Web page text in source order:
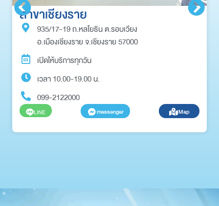
สาขาเชียงราย
935/17-19 ถ.หลโยธิน ต.รอบเวียง
อ.เมืองเชียงราย จ.เชียงราย 57000
เปิดให้บริการทุกวัน
เวลา 10.00-19.00 น.
099-2122000
LINE messenger Map